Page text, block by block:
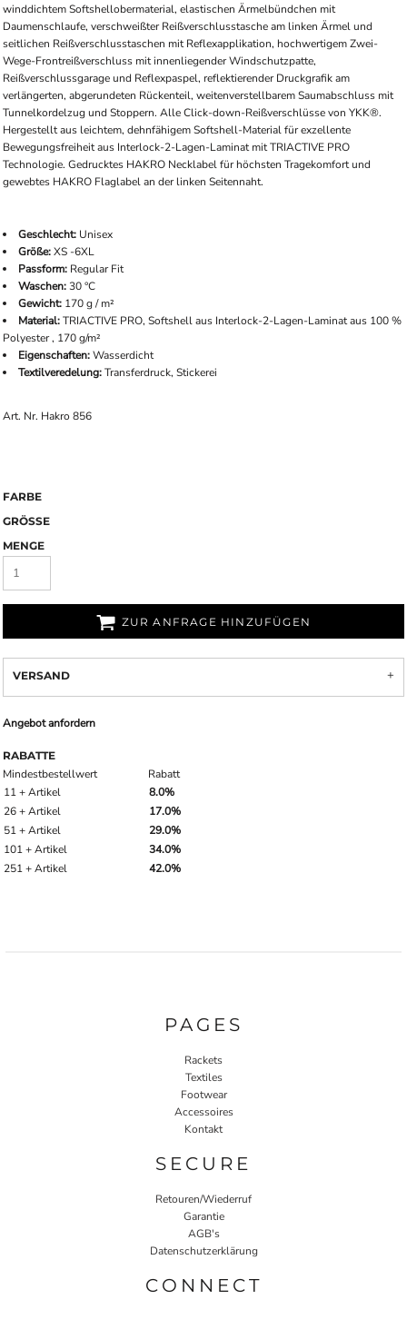
winddichtem Softshellobermaterial, elastischen Ärmelbündchen mit
Daumenschlaufe, verschweißter Reißverschlusstasche am linken Ärmel und
seitlichen Reißverschlusstaschen mit Reflexapplikation, hochwertigem Zwei-
Wege-Frontreißverschluss mit innenliegender Windschutzpatte,
Reißverschlussgarage und Reflexpaspel, reflektierender Druckgrafik am
verlängerten, abgerundeten Rückenteil, weitenverstellbarem Saumabschluss mit
Tunnelkordelzug und Stoppern. Alle Click-down-Reißverschlüsse von YKK®.
Hergestellt aus leichtem, dehnfähigem Softshell-Material für exzellente
Bewegungsfreiheit aus Interlock-2-Lagen-Laminat mit TRIACTIVE PRO
Technologie. Gedrucktes HAKRO Necklabel für höchsten Tragekomfort und
gewebtes HAKRO Flaglabel an der linken Seitennaht.
Geschlecht: Unisex
Größe:XS -6XL
Passform: Regular Fit
Waschen:30 °C
Gewicht: 170 g / m²
Material:TRIACTIVE PRO, Softshell aus Interlock-2-Lagen-Laminat aus 100 %
Polyester , 170 g/m²
Eigenschaften:Wasserdicht
Textilveredelung:Transferdruck, Stickerei
Art. Nr. Hakro 856
FARBE
GRÖSSE
MENGE
ZUR ANFRAGE HINZUFÜGEN
VERSAND
Angebot anfordern
RABATTE
Mindestbestellwert
Rabatt
11 + Artikel
8.0%
26 + Artikel
17.0%
51 + Artikel
29.0%
101 + Artikel
34.0%
251 + Artikel
42.0%
PAGES
Rackets
Textiles
Footwear
Accessoires
Kontakt
SECURE
Retouren/Wiederruf
Garantie
AGB's
Datenschutzerklärung
CONNECT